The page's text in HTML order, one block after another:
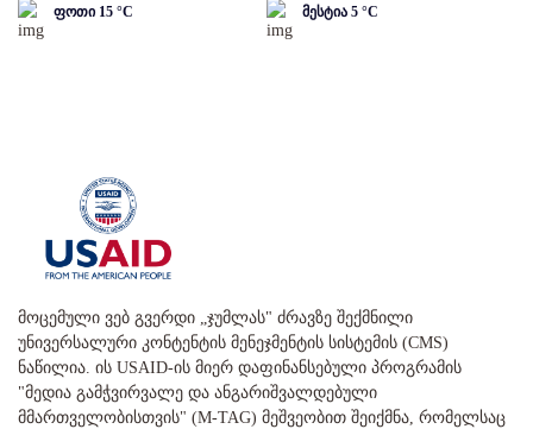
ფოთი 15 °C მესტია 5 °C
მოცემული ვებ გვერდი „ჯუმლას" ძრავზე შექმნილი
უნივერსალური კონტენტის მენეჯმენტის სისტემის (CMS)
ნაწილია. ის USAID-ის მიერ დაფინანსებული პროგრამის
"მედია გამჭვირვალე და ანგარიშვალდებული
მმართველობისთვის" (M-TAG) მეშვეობით შეიქმნა, რომელსაც